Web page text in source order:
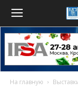
На главную